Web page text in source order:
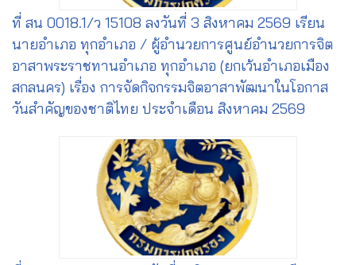
ที่ สน 0018.1/ว 15108 ลงวันที่ 3 สิงหาคม 2569 เรียน
นายอำเภอ ทุกอำเภอ / ผู้อำนวยการศูนย์อำนวยการจิต
อาสาพระราชทานอำเภอ ทุกอำเภอ (ยกเว้นอำเภอเมือง
สกลนคร) เรื่อง การจัดกิจกรรมจิตอาสาพัฒนาในโอกาส
วันสำคัญของชาติไทย ประจำเดือน สิงหาคม 2569